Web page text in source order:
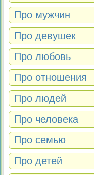
Про мужчин
Про девушек
Про любовь
Про отношения
Про людей
Про человека
Про семью
Про детей